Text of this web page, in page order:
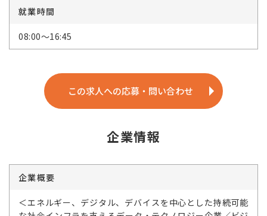
就業時間
08:00～16:45
この求人への応募・問い合わせ
企業情報
企業概要
＜エネルギー、デジタル、デバイスを中心とした持続可能